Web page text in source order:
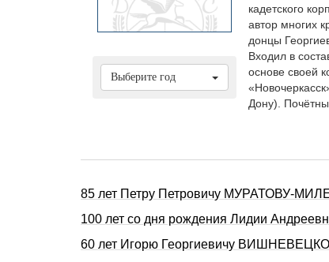
Выберите год
кадетского
автор многих
донцы
Входил в
основе своей
Дону).
85 лет Петру Петровичу МУРАТОВУ-
100 лет со дня рождения Лидии
60 лет Игорю Георгиевичу